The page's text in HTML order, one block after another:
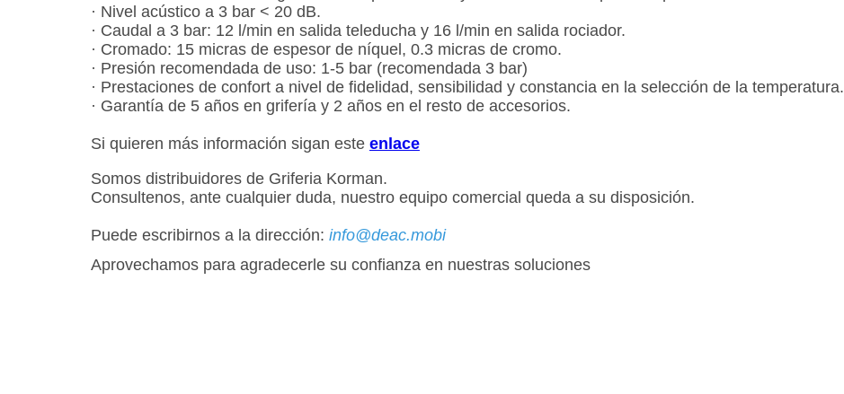
· Nivel acústico a 3 bar < 20 dB.
· Caudal a 3 bar: 12 l/min en salida teleducha y 16 l/min en salida rociador.
· Cromado: 15 micras de espesor de níquel, 0.3 micras de cromo.
· Presión recomendada de uso: 1-5 bar (recomendada 3 bar)
· Prestaciones de confort a nivel de fidelidad, sensibilidad y constancia en la selección de la temperatura.
· Garantía de 5 años en grifería y 2 años en el resto de accesorios.
Si quieren más información sigan este enlace
Somos distribuidores de Griferia Korman.
Consultenos, ante cualquier duda, nuestro equipo comercial queda a su disposición.
Puede escribirnos a la dirección: info@deac.mobi
Aprovechamos para agradecerle su confianza en nuestras soluciones